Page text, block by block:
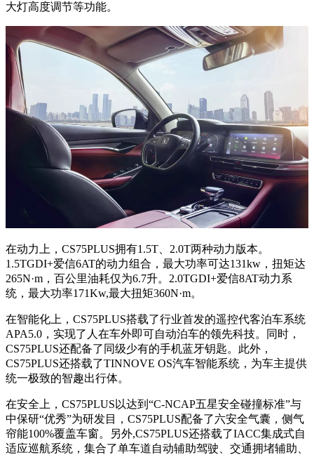
大灯高度调节等功能。
在动力上，CS75PLUS拥有1.5T、2.0T两种动力版本。
1.5TGDI+爱信6AT的动力组合，最大功率可达131kw，扭矩达
265N·m，百公里油耗仅为6.7升。2.0TGDI+爱信8AT动力系
统，最大功率171Kw,最大扭矩360N·m。
在智能化上，CS75PLUS搭载了行业首发的遥控代客泊车系统
APA5.0，实现了人在车外即可自动泊车的领先科技。同时，
CS75PLUS还配备了同级少有的手机蓝牙钥匙。此外，
CS75PLUS还搭载了TINNOVE OS汽车智能系统，为车主提供
统一极致的智趣出行体。
在安全上，CS75PLUS以达到“C-NCAP五星安全碰撞标准”与
中保研“优秀”为研发目，CS75PLUS配备了六安全气囊，侧气
帘能100%覆盖车窗。另外,CS75PLUS还搭载了IACC集成式自
适应巡航系统，集合了单车道自动辅助驾驶、交通拥堵辅助、